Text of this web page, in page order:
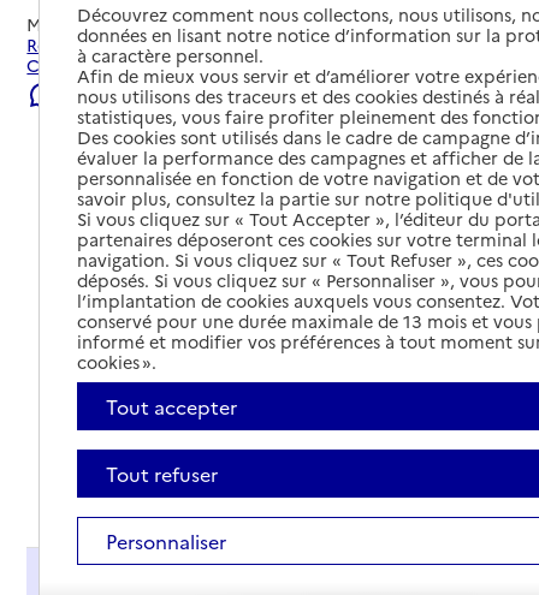
Mis à jour le04/08/2026
Rechercher les établissements et services autour de
Castelsarrasin.
Signaler une erreur
Découvrez comment nous collectons, nous utilisons,
données en lisant notre notice d’information sur la
à caractère personnel.
Afin de mieux vous servir et d’améliorer votre
nous utilisons des traceurs et des cookies destinés à
statistiques, vous faire profiter pleinement des
Des cookies sont utilisés dans le cadre de campagne
évaluer la performance des campagnes et afficher de
personnalisée en fonction de votre navigation et de
savoir plus, consultez la partie sur notre politique
Si vous cliquez sur « Tout Accepter », l’éditeur du
partenaires déposeront ces cookies sur votre terminal
navigation. Si vous cliquez sur « Tout Refuser », ces
déposés. Si vous cliquez sur « Personnaliser », vous
l’implantation de cookies auxquels vous consentez.
conservé pour une durée maximale de 13 mois et
informé et modifier vos préférences à tout moment
cookies ».
Tout accepter
Tout refuser
Personnaliser